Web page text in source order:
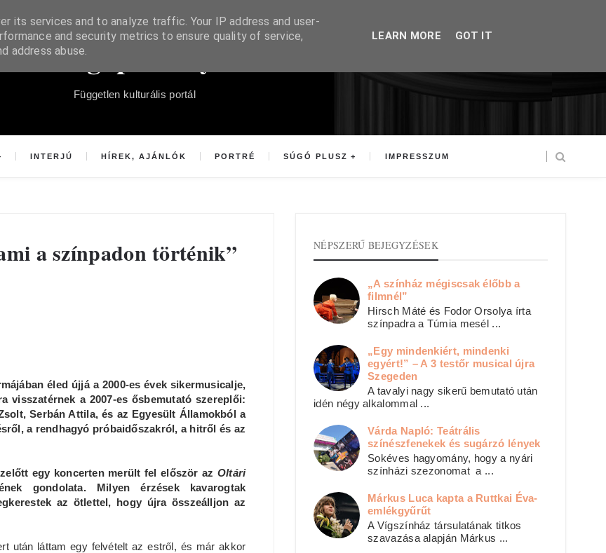
Súgópéldány
Független kulturális portál
INTERJÚ HÍREK, AJÁNLÓK PORTRÉ SÚGÓ PLUSZ IMPRESSZUM
a színpadon történik”
éled újjá a 2000-es évek sikermusicalje,
visszatérnek a 2007-es ősbemutató szereplői:
Serbán Attila, és az Egyesült Államokból a
a rendhagyó próbaidőszakról, a hitről és az
egy koncerten merült fel először az Oltári
gondolata. Milyen érzések kavarogtak
az ötlettel, hogy újra összeálljon az
után láttam egy felvételt az estről, és már akkor
NÉPSZERŰ BEJEGYZÉSEK
„A színház mégiscsak élőbb a
filmnél”
Hirsch Máté és Fodor Orsolya írta
színpadra a Túmia mesél ...
„Egy mindenkiért, mindenki
egyért!” – A 3 testőr musical újra
Szegeden
A tavalyi nagy sikerű bemutató után
idén négy alkalommal ...
Várda Napló: Teátrális
színészfenekek és sugárzó lények
Sokéves hagyomány, hogy a nyári
színházi szezonomat a ...
Márkus Luca kapta a Ruttkai Éva-
emlékgyűrűt
A Vígszínház társulatának titkos
szavazása alapján Márkus ...
its services and to analyze traffic. Your IP address and user-
and security metrics to ensure quality of service,
address abuse.
LEARN MORE GOT IT